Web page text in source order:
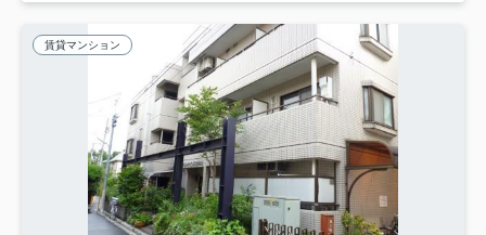
賃貸マンション